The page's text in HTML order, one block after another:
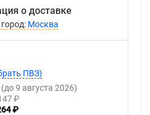
о доставке
Москва
ПВЗ)
(до 9 августа 2026)
₽
₽